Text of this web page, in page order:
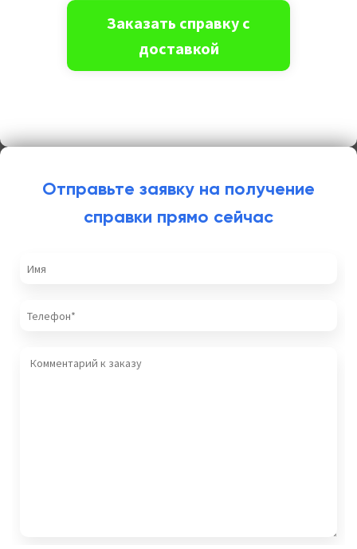
Отправьте заявку на получение
справки прямо сейчас